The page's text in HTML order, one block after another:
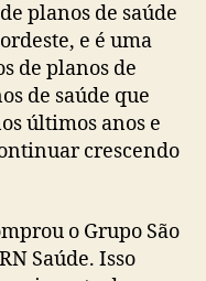
planos de saúde
e é uma
de planos de
de saúde que
últimos anos e
crescendo
o Grupo São
Saúde. Isso